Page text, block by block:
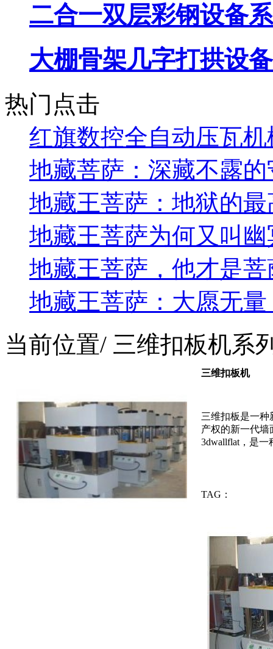
二合一双层彩钢设备
大棚骨架几字打拱设
热门点击
红旗数控全自动压瓦机
地藏菩萨：深藏不露
地藏王菩萨：地狱的
地藏王菩萨为何又叫
地藏王菩萨，他才是
地藏王菩萨：大愿无
当前位置/ 三维扣板机系
三维扣板机
三维扣板是一
产权的新一代墙
3dwallflat，是一
TAG：